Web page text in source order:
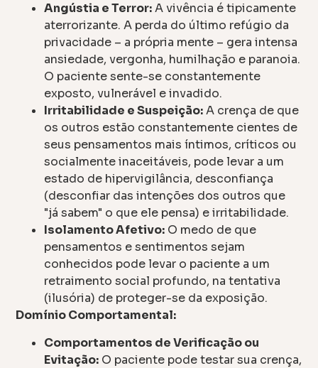
Angústia e Terror:A vivência é tipicamente
aterrorizante. A perda do último refúgio da
privacidade – a própria mente – gera intensa
ansiedade, vergonha, humilhação e paranoia.
O paciente sente-se constantemente
exposto, vulnerável e invadido.
Irritabilidade e Suspeição:A crença de que
os outros estão constantemente cientes de
seus pensamentos mais íntimos, críticos ou
socialmente inaceitáveis, pode levar a um
estado de hipervigilância, desconfiança
(desconfiar das intenções dos outros que
"já sabem" o que ele pensa) e irritabilidade.
Isolamento Afetivo: O medo de que
pensamentos e sentimentos sejam
conhecidos pode levar o paciente a um
retraimento social profundo, na tentativa
(ilusória) de proteger-se da exposição.
Domínio Comportamental:
Comportamentos de Verificação ou
Evitação: O paciente pode testar sua crença,